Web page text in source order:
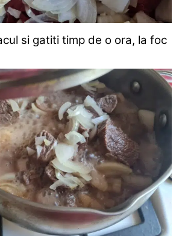
si gatiti timp de o ora, la foc